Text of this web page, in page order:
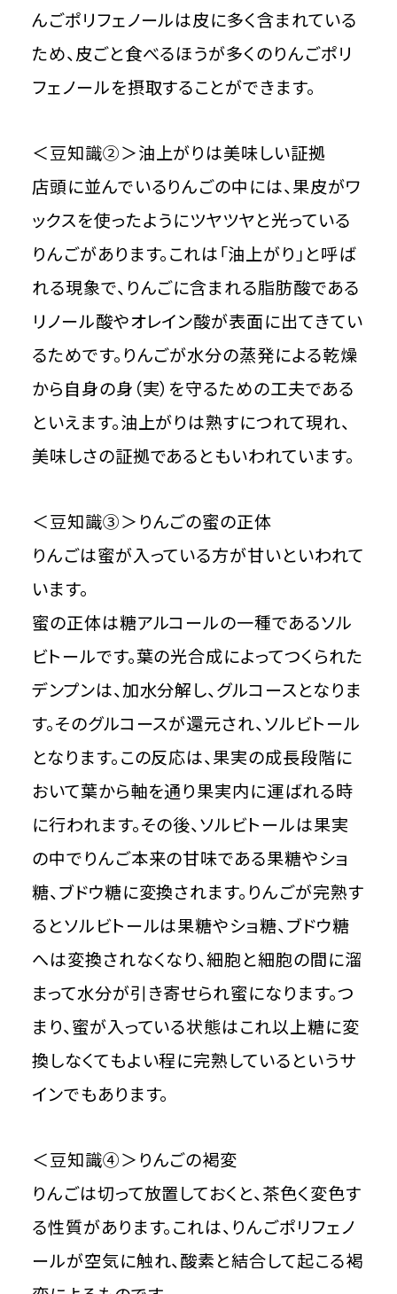
んごポリフェノールは皮に多く含まれている
ため、皮ごと食べるほうが多くのりんごポリ
フェノールを摂取することができます。
＜豆知識②＞油上がりは美味しい証拠
店頭に並んでいるりんごの中には、果皮がワ
ックスを使ったようにツヤツヤと光っている
りんごがあります。これは「油上がり」と呼ば
れる現象で、りんごに含まれる脂肪酸である
リノール酸やオレイン酸が表面に出てきてい
るためです。りんごが水分の蒸発による乾燥
から自身の身（実）を守るための工夫である
といえます。油上がりは熟すにつれて現れ、
美味しさの証拠であるともいわれています。
＜豆知識③＞りんごの蜜の正体
りんごは蜜が入っている方が甘いといわれて
います。
蜜の正体は糖アルコールの一種であるソル
ビトールです。葉の光合成によってつくられた
デンプンは、加水分解し、グルコースとなりま
す。そのグルコースが還元され、ソルビトール
となります。この反応は、果実の成長段階に
おいて葉から軸を通り果実内に運ばれる時
に行われます。その後、ソルビトールは果実
の中でりんご本来の甘味である果糖やショ
糖、ブドウ糖に変換されます。りんごが完熟す
るとソルビトールは果糖やショ糖、ブドウ糖
へは変換されなくなり、細胞と細胞の間に溜
まって水分が引き寄せられ蜜になります。つ
まり、蜜が入っている状態はこれ以上糖に変
換しなくてもよい程に完熟しているというサ
インでもあります。
＜豆知識④＞りんごの褐変
りんごは切って放置しておくと、茶色く変色す
る性質があります。これは、りんごポリフェノ
ールが空気に触れ、酸素と結合して起こる褐